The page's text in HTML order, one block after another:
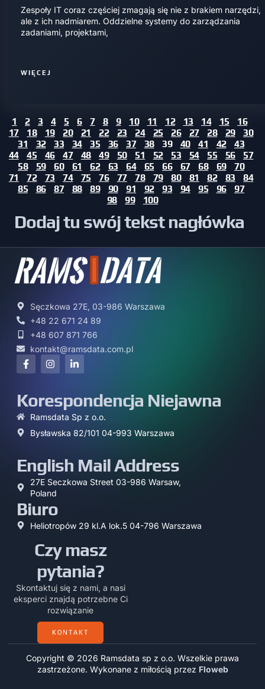
Zespoły IT coraz częściej zmagają się nie z brakiem narzędzi,
ale z ich nadmiarem. Oddzielne systemy do zarządzania
zadaniami, projektami,
WIĘCEJ
1 2 3 4 5 6 7 8 9 10 11 12 13 14 15
16
17
18 19 20 21 22 23 24 25 26 27 28 29
30
31
32 33 34 35 36 37 38 39 40 41 42
43
44
45 46 47 48 49 50 51 52 53 54 55 56
57
58
59 60 61 62 63 64 65 66 67 68 69
70
71
72 73 74 75 76 77 78 79 80 81 82 83
84
85
86 87 88 89 90 91 92 93 94 95 96
97
98
99 100
Dodaj tu swój tekst nagłówka
Sęczkowa 27E, 03-986 Warszawa
+48 22 671 24 89
+48 607 871 766
kontakt@ramsdata.com.pl
Korespondencja Niejawna
Ramsdata Sp z o.o.
Bysławska 82/101 04-993 Warszawa
English Mail Address
27E Seczkowa Street 03-986 Warsaw,
Poland
Biuro
Heliotropów 29 kl.A lok.5 04-796 Warszawa
Czy masz
pytania?
Skontaktuj się z nami, a nasi
eksperci znajdą potrzebne Ci
rozwiązanie
KONTAKT
Copyright © 2026 Ramsdata sp z o.o. Wszelkie prawa
zastrzeżone. Wykonane z miłością przez Floweb